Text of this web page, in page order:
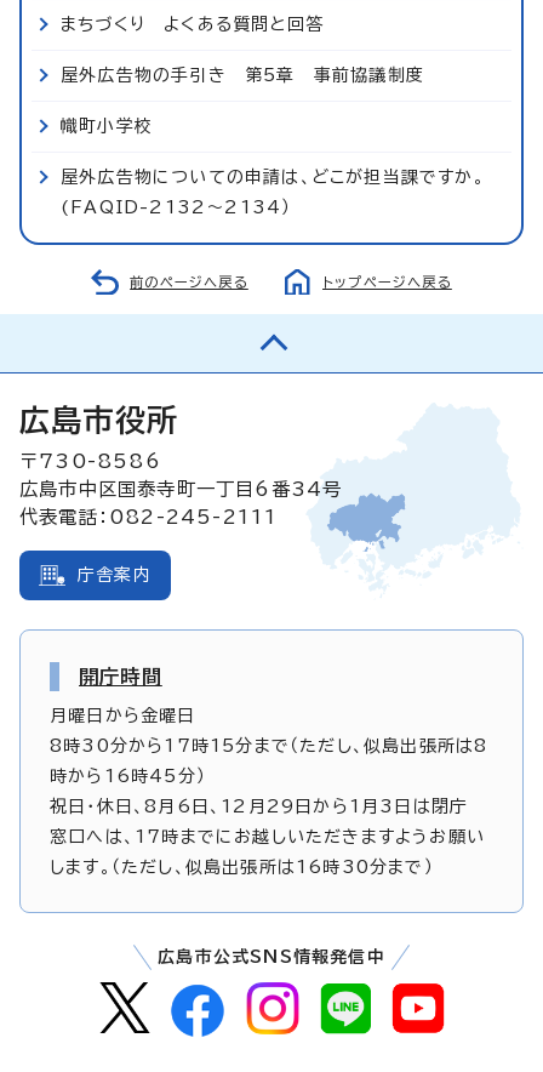
まちづくり よくある質問と回答
屋外広告物の手引き 第5章 事前協議制度
幟町小学校
屋外広告物についての申請は、どこが担当課ですか。
(FAQID-2132～2134）
前のページへ戻る トップページへ戻る
広島市役所
〒730-8586
広島市中区国泰寺町一丁目6番34号
代表電話：082-245-2111
庁舎案内
開庁時間
月曜日から金曜日
8時30分から17時15分まで（ただし、似島出張所は8
時から16時45分）
祝日・休日、8月6日、12月29日から1月3日は閉庁
窓口へは、17時までにお越しいただきますようお願い
します。（ただし、似島出張所は16時30分まで）
広島市公式SNS情報発信中